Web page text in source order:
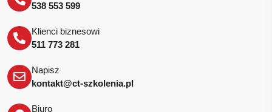
538 553 599
Klienci biznesowi
511 773 281
Napisz
kontakt@ct-szkolenia.pl
Biuro